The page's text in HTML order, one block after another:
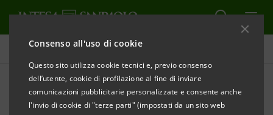
Consenso all'uso di cookie
Questo sito utilizza cookie tecnici e, previo consenso
dell’utente, cookie di profilazione al fine di inviare
comunicazioni pubblicitarie personalizzate e consente anche
l'invio di cookie di "terze parti" (impostati da un sito web
Tutti i progetti